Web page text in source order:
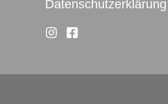
Datenschutzerklärung